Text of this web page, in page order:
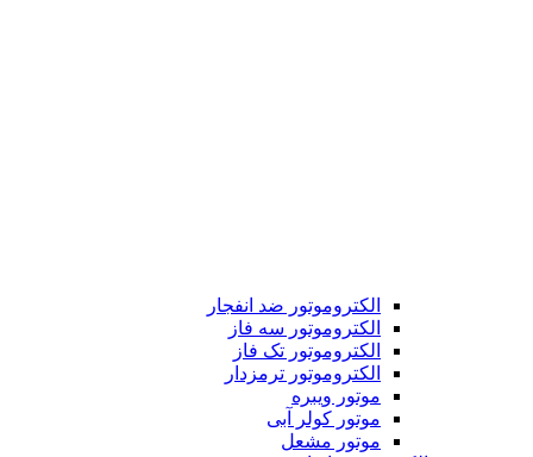
الکتروموتور ضد انفجار
الکتروموتور سه فاز
الکتروموتور تک فاز
الکتروموتور ترمزدار
موتور ویبره
موتور کولر آبی
موتور مشعل